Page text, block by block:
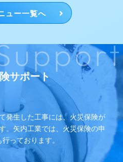
ュー一覧へ
サポート
発生した工事には、火災保険が
。矢内工業では、火災保険の申
っております。